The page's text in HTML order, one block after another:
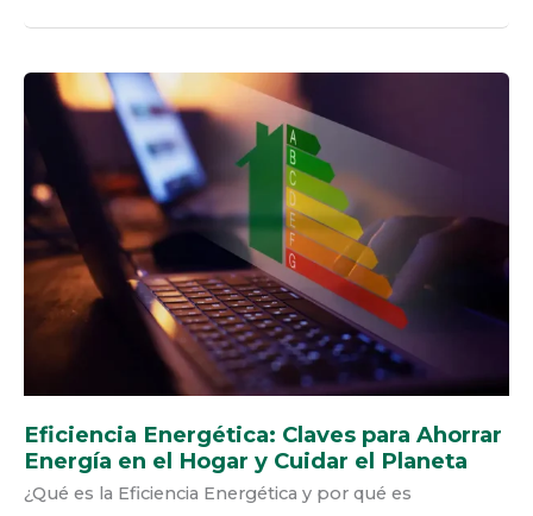
Eficiencia Energética: Claves para Ahorrar
Energía en el Hogar y Cuidar el Planeta
¿Qué es la Eficiencia Energética y por qué es
EFICIENCIA
ENERGÉTICA:
CLAVES
AHORRAR
ENERGÍA
HOGAR
Y
CUIDAR
PLANETA